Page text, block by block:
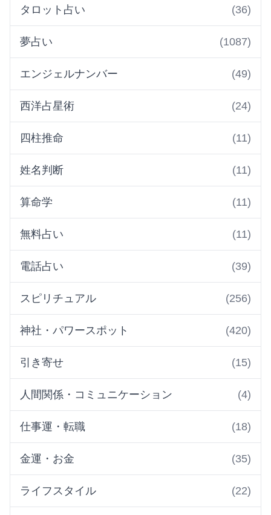
タロット占い (36)
夢占い (1087)
エンジェルナンバー (49)
西洋占星術 (24)
四柱推命 (11)
姓名判断 (11)
算命学 (11)
無料占い (11)
電話占い (39)
スピリチュアル (256)
神社・パワースポット (420)
引き寄せ (15)
人間関係・コミュニケーション (4)
仕事運・転職 (18)
金運・お金 (35)
ライフスタイル (22)